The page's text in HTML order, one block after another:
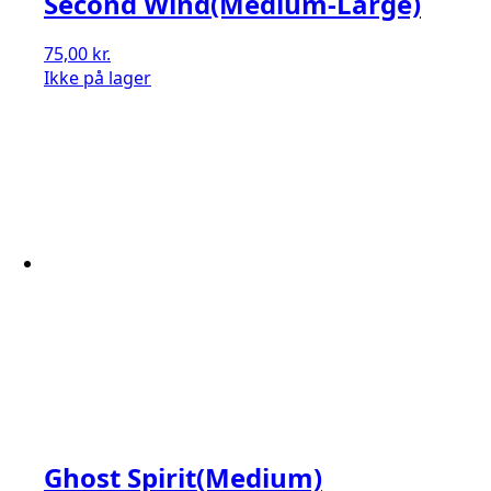
75,00 kr.
Ikke på lager
Ghost Spirit(Medium)